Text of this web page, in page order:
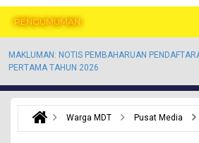
PENGUMUMAN
MAKLUMAN: NOTIS PEMBAHARUAN
PERTAMA TAHUN 2026
Warga MDT Pusat Media